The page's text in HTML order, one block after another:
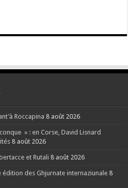
Roccapina 8 août 2026
» : en Corse, David Lisnard
8 août 2026
et Rutali 8 août 2026
édition des Ghjurnate internaziunale 8